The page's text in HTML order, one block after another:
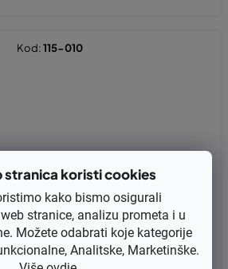
stranica koristi cookies
kako bismo osigurali
stranice, analizu prometa i u
Možete odabrati koje kategorije
Analitske, Marketinške.
Kod:115-010